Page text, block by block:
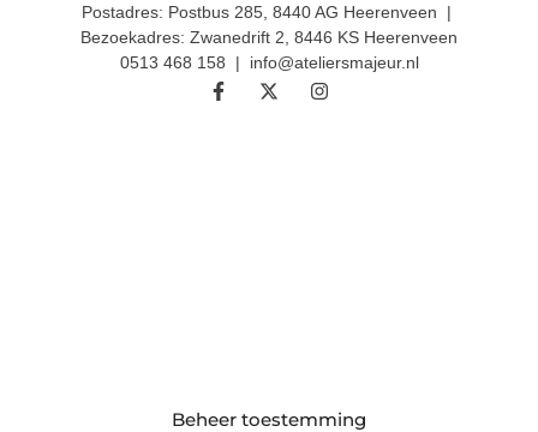
Beheer toestemming
Postadres: Postbus 285, 8440 AG Heerenveen |
Bezoekadres: Zwanedrift 2, 8446 KS Heerenveen
0513 468 158 | info@ateliersmajeur.nl